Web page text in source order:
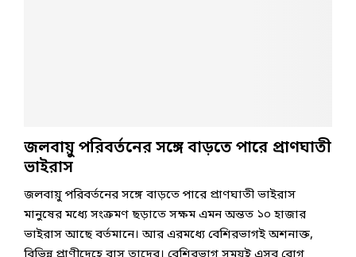
জলবায়ু পরিবর্তনের সঙ্গে বাড়তে পারে প্রাণঘাতী
ভাইরাস
জলবায়ু পরিবর্তনের সঙ্গে বাড়তে পারে প্রাণঘাতী ভাইরাস
মানুষের মধ্যে সংক্রমণ ছড়াতে সক্ষম এমন অন্তত ১০ হাজার
ভাইরাস আছে বর্তমানে। আর এরমধ্যে বেশিরভাগই অশনাক্ত,